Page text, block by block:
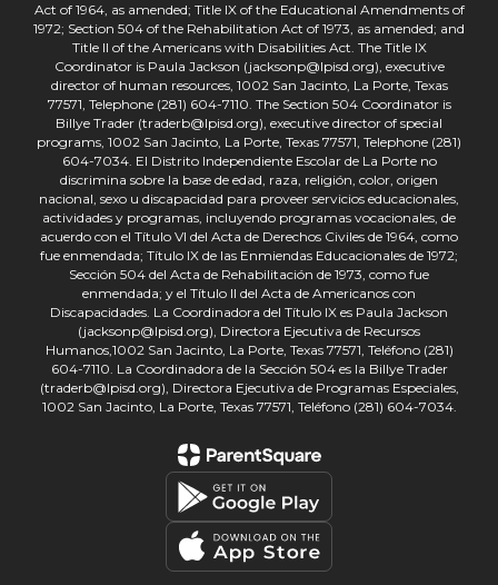
Act of 1964, as amended; Title IX of the Educational Amendments of
1972; Section 504 of the Rehabilitation Act of 1973, as amended; and
Title II of the Americans with Disabilities Act. The Title IX
Coordinator is Paula Jackson (jacksonp@lpisd.org), executive
director of human resources, 1002 San Jacinto, La Porte, Texas
77571, Telephone (281) 604-7110. The Section 504 Coordinator is
Billye Trader (traderb@lpisd.org), executive director of special
programs, 1002 San Jacinto, La Porte, Texas 77571, Telephone (281)
604-7034. El Distrito Independiente Escolar de La Porte no
discrimina sobre la base de edad, raza, religión, color, origen
nacional, sexo u discapacidad para proveer servicios educacionales,
actividades y programas, incluyendo programas vocacionales, de
acuerdo con el Título VI del Acta de Derechos Civiles de 1964, como
fue enmendada; Título IX de las Enmiendas Educacionales de 1972;
Sección 504 del Acta de Rehabilitación de 1973, como fue
enmendada; y el Título II del Acta de Americanos con
Discapacidades. La Coordinadora del Título IX es Paula Jackson
(jacksonp@lpisd.org), Directora Ejecutiva de Recursos
Humanos,1002 San Jacinto, La Porte, Texas 77571, Teléfono (281)
604-7110. La Coordinadora de la Sección 504 es la Billye Trader
(traderb@lpisd.org), Directora Ejecutiva de Programas Especiales,
1002 San Jacinto, La Porte, Texas 77571, Teléfono (281) 604-7034.